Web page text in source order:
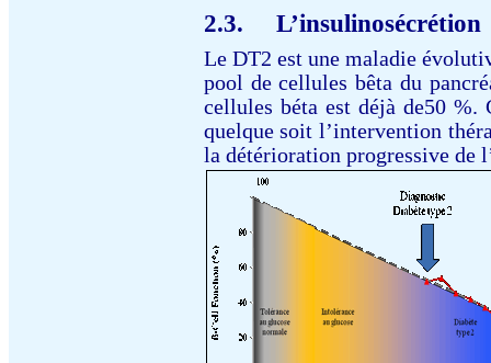
2.3. L’insulinosécrétion
Le DT2 est une maladie
pool de cellules bêta du
cellules béta est déjà de50
quelque soit l’intervention
la détérioration progressive de